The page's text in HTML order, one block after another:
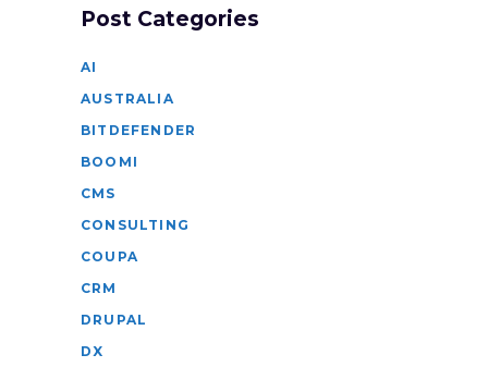
Post Categories
AI
AUSTRALIA
BITDEFENDER
BOOMI
CMS
CONSULTING
COUPA
CRM
DRUPAL
DX